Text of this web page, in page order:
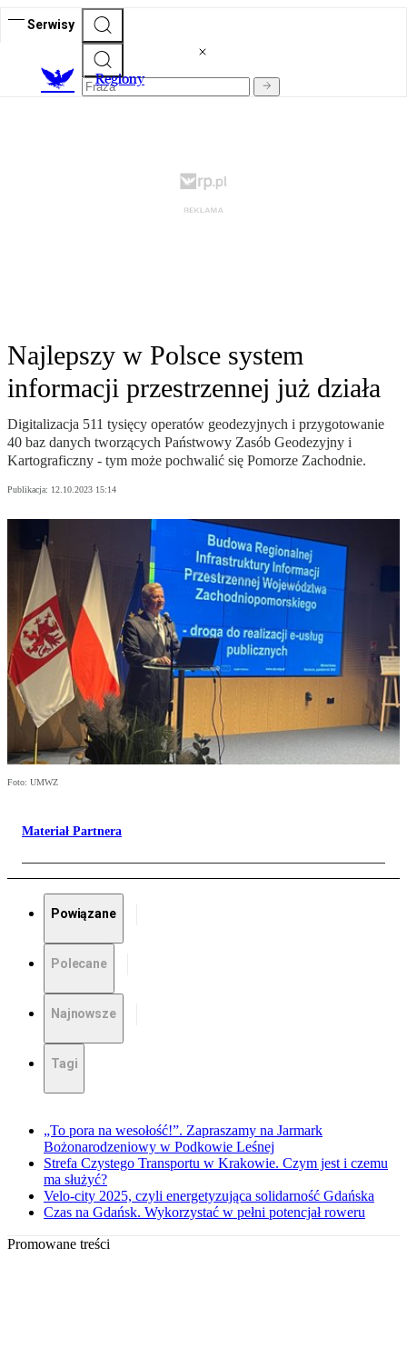
Serwisy
Regiony
Najlepszy w Polsce system
informacji przestrzennej już działa
Digitalizacja 511 tysięcy operatów geodezyjnych i przygotowanie
40 baz danych tworzących Państwowy Zasób Geodezyjny i
Kartograficzny - tym może pochwalić się Pomorze Zachodnie.
Publikacja: 12.10.2023 15:14
Foto: UMWZ
Materiał Partnera
Powiązane
Polecane
Najnowsze
Tagi
„To pora na wesołość!”. Zapraszamy na Jarmark
Bożonarodzeniowy w Podkowie Leśnej
Strefa Czystego Transportu w Krakowie. Czym jest i czemu
ma służyć?
Velo-city 2025, czyli energetyzująca solidarność Gdańska
Czas na Gdańsk. Wykorzystać w pełni potencjał roweru
Promowane treści